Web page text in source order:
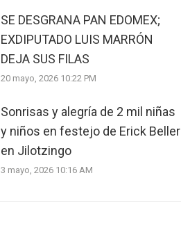
SE DESGRANA PAN EDOMEX;
EXDIPUTADO LUIS MARRÓN
DEJA SUS FILAS
20 mayo, 2026 10:22 PM
Sonrisas y alegría de 2 mil niñas
y niños en festejo de Erick Beller
en Jilotzingo
3 mayo, 2026 10:16 AM